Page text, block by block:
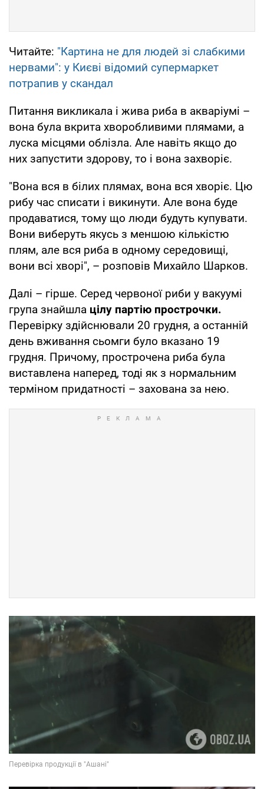
Читайте: "Картина не для людей зі слабкими
нервами": у Києві відомий супермаркет
потрапив у скандал
Питання викликала і жива риба в акваріумі –
вона була вкрита хворобливими плямами, а
луска місцями облізла. Але навіть якщо до
них запустити здорову, то і вона захворіє.
"Вона вся в білих плямах, вона вся хворіє. Цю
рибу час списати і викинути. Але вона буде
продаватися, тому що люди будуть купувати.
Вони виберуть якусь з меншою кількістю
плям, але вся риба в одному середовищі,
вони всі хворі", – розповів Михайло Шарков.
Далі – гірше. Серед червоної риби у вакуумі
група знайшла цілу партію прострочки.
Перевірку здійснювали 20 грудня, а останній
день вживання сьомги було вказано 19
грудня. Причому, прострочена риба була
виставлена ​​наперед, тоді як з нормальним
терміном придатності – захована за нею.